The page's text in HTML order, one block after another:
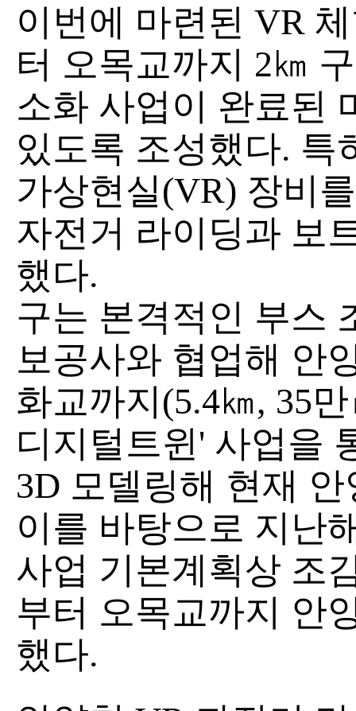
이번에 마련된 VR
터 오목교까지 2㎞
소화 사업이 완료된
있도록 조성했다. 특
가상현실(VR) 장비
자전거 라이딩과 보
했다.
구는 본격적인 부스
보공사와 협업해 안
화교까지(5.4㎞, 35
디지털트윈' 사업을
3D 모델링해 현재
이를 바탕으로 지난
사업 기본계획상 조
부터 오목교까지 안
했다.